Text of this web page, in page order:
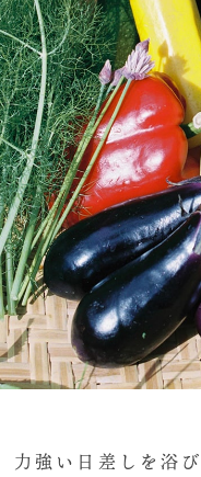
力強い日差しを浴